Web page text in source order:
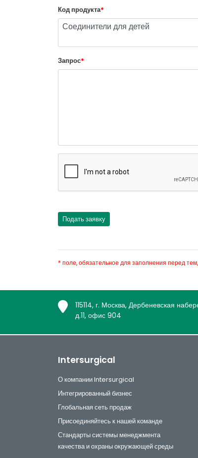
Код продукта*
Запрос*
* поле, обязательное для заполнения перед
115114, г. Москва, Дербеневская
д.11, офис 904
Intersurgical
О компании Intersurgical
Интегрированный бизнес
Глобальная сеть продаж
Присоединяйтесь к нашей команде
Стандарты системы менеджмента
качества и охраны окружающей среды